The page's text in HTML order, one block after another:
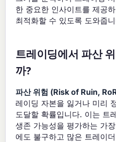
한 중요한 인사이트를 제공
최적화할 수 있도록 도와줍
트레이딩에서 파산
까?
파산 위험 (Risk of Ruin,
레이딩 자본을 잃거나 미리
도달할 확률입니다. 이는 트
생존 가능성을 평가하는 가
에도 불구하고 많은 트레이